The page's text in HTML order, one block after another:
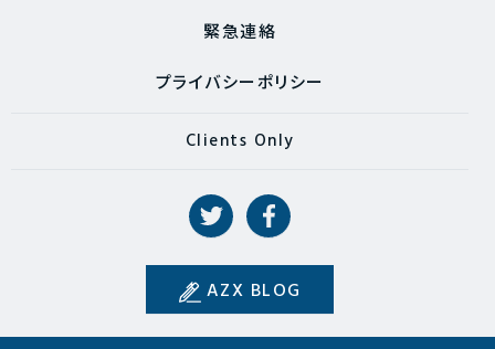
緊急連絡
プライバシーポリシー
Clients Only
AZX BLOG